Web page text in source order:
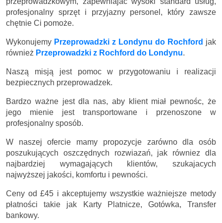
profesjonalny sprzęt i przyjazny personel, który zawsze
chętnie Ci pomoże.
Wykonujemy Przeprowadzki z Londynu do Rochford jak
również Przeprowadzki z Rochford do Londynu.
Naszą misją jest pomoc w przygotowaniu i realizacji
bezpiecznych przeprowadzek.
Bardzo ważne jest dla nas, aby klient miał pewnośc, że
jego mienie jest transportowane i przenoszone w
profesjonalny sposób.
W naszej ofercie mamy propozycje zarówno dla osób
poszukujących oszczędnych rozwiazań, jak równiez dla
najbardziej wymagających klientów, szukajacych
najwyższej jakości, komfortu i pewności.
Ceny od £45 i akceptujemy wszystkie ważniejsze metody
płatności takie jak Karty Platnicze, Gotówka, Transfer
bankowy.